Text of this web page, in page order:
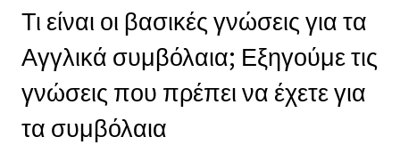
Τι είναι οι βασικές γνώσεις για τα
Αγγλικά συμβόλαια; Εξηγούμε τις
γνώσεις που πρέπει να έχετε για
τα συμβόλαια